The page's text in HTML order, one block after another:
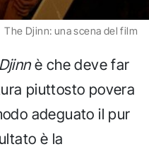
The Djinn: una scena del film
è che deve far
piuttosto povera
adeguato il pur
è la